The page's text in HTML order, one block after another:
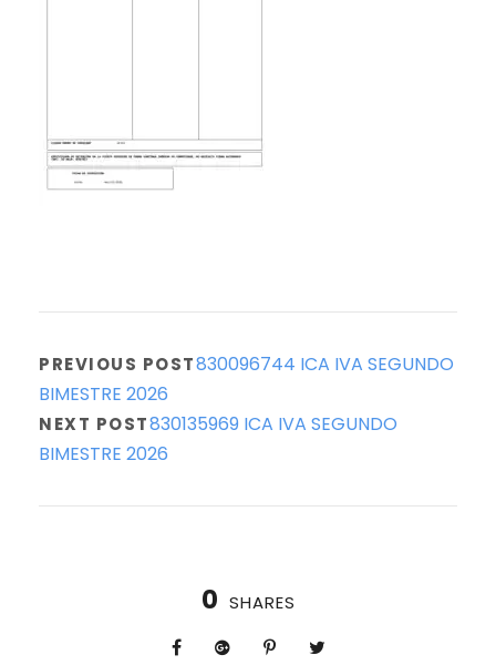
PREVIOUS POST830096744 ICA IVA SEGUNDO
BIMESTRE 2026
NEXT POST830135969 ICA IVA SEGUNDO
BIMESTRE 2026
0 SHARES